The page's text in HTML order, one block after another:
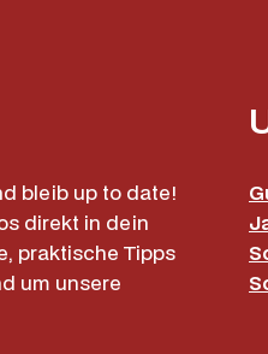
bleib up to date!
direkt in dein
praktische Tipps
um unsere